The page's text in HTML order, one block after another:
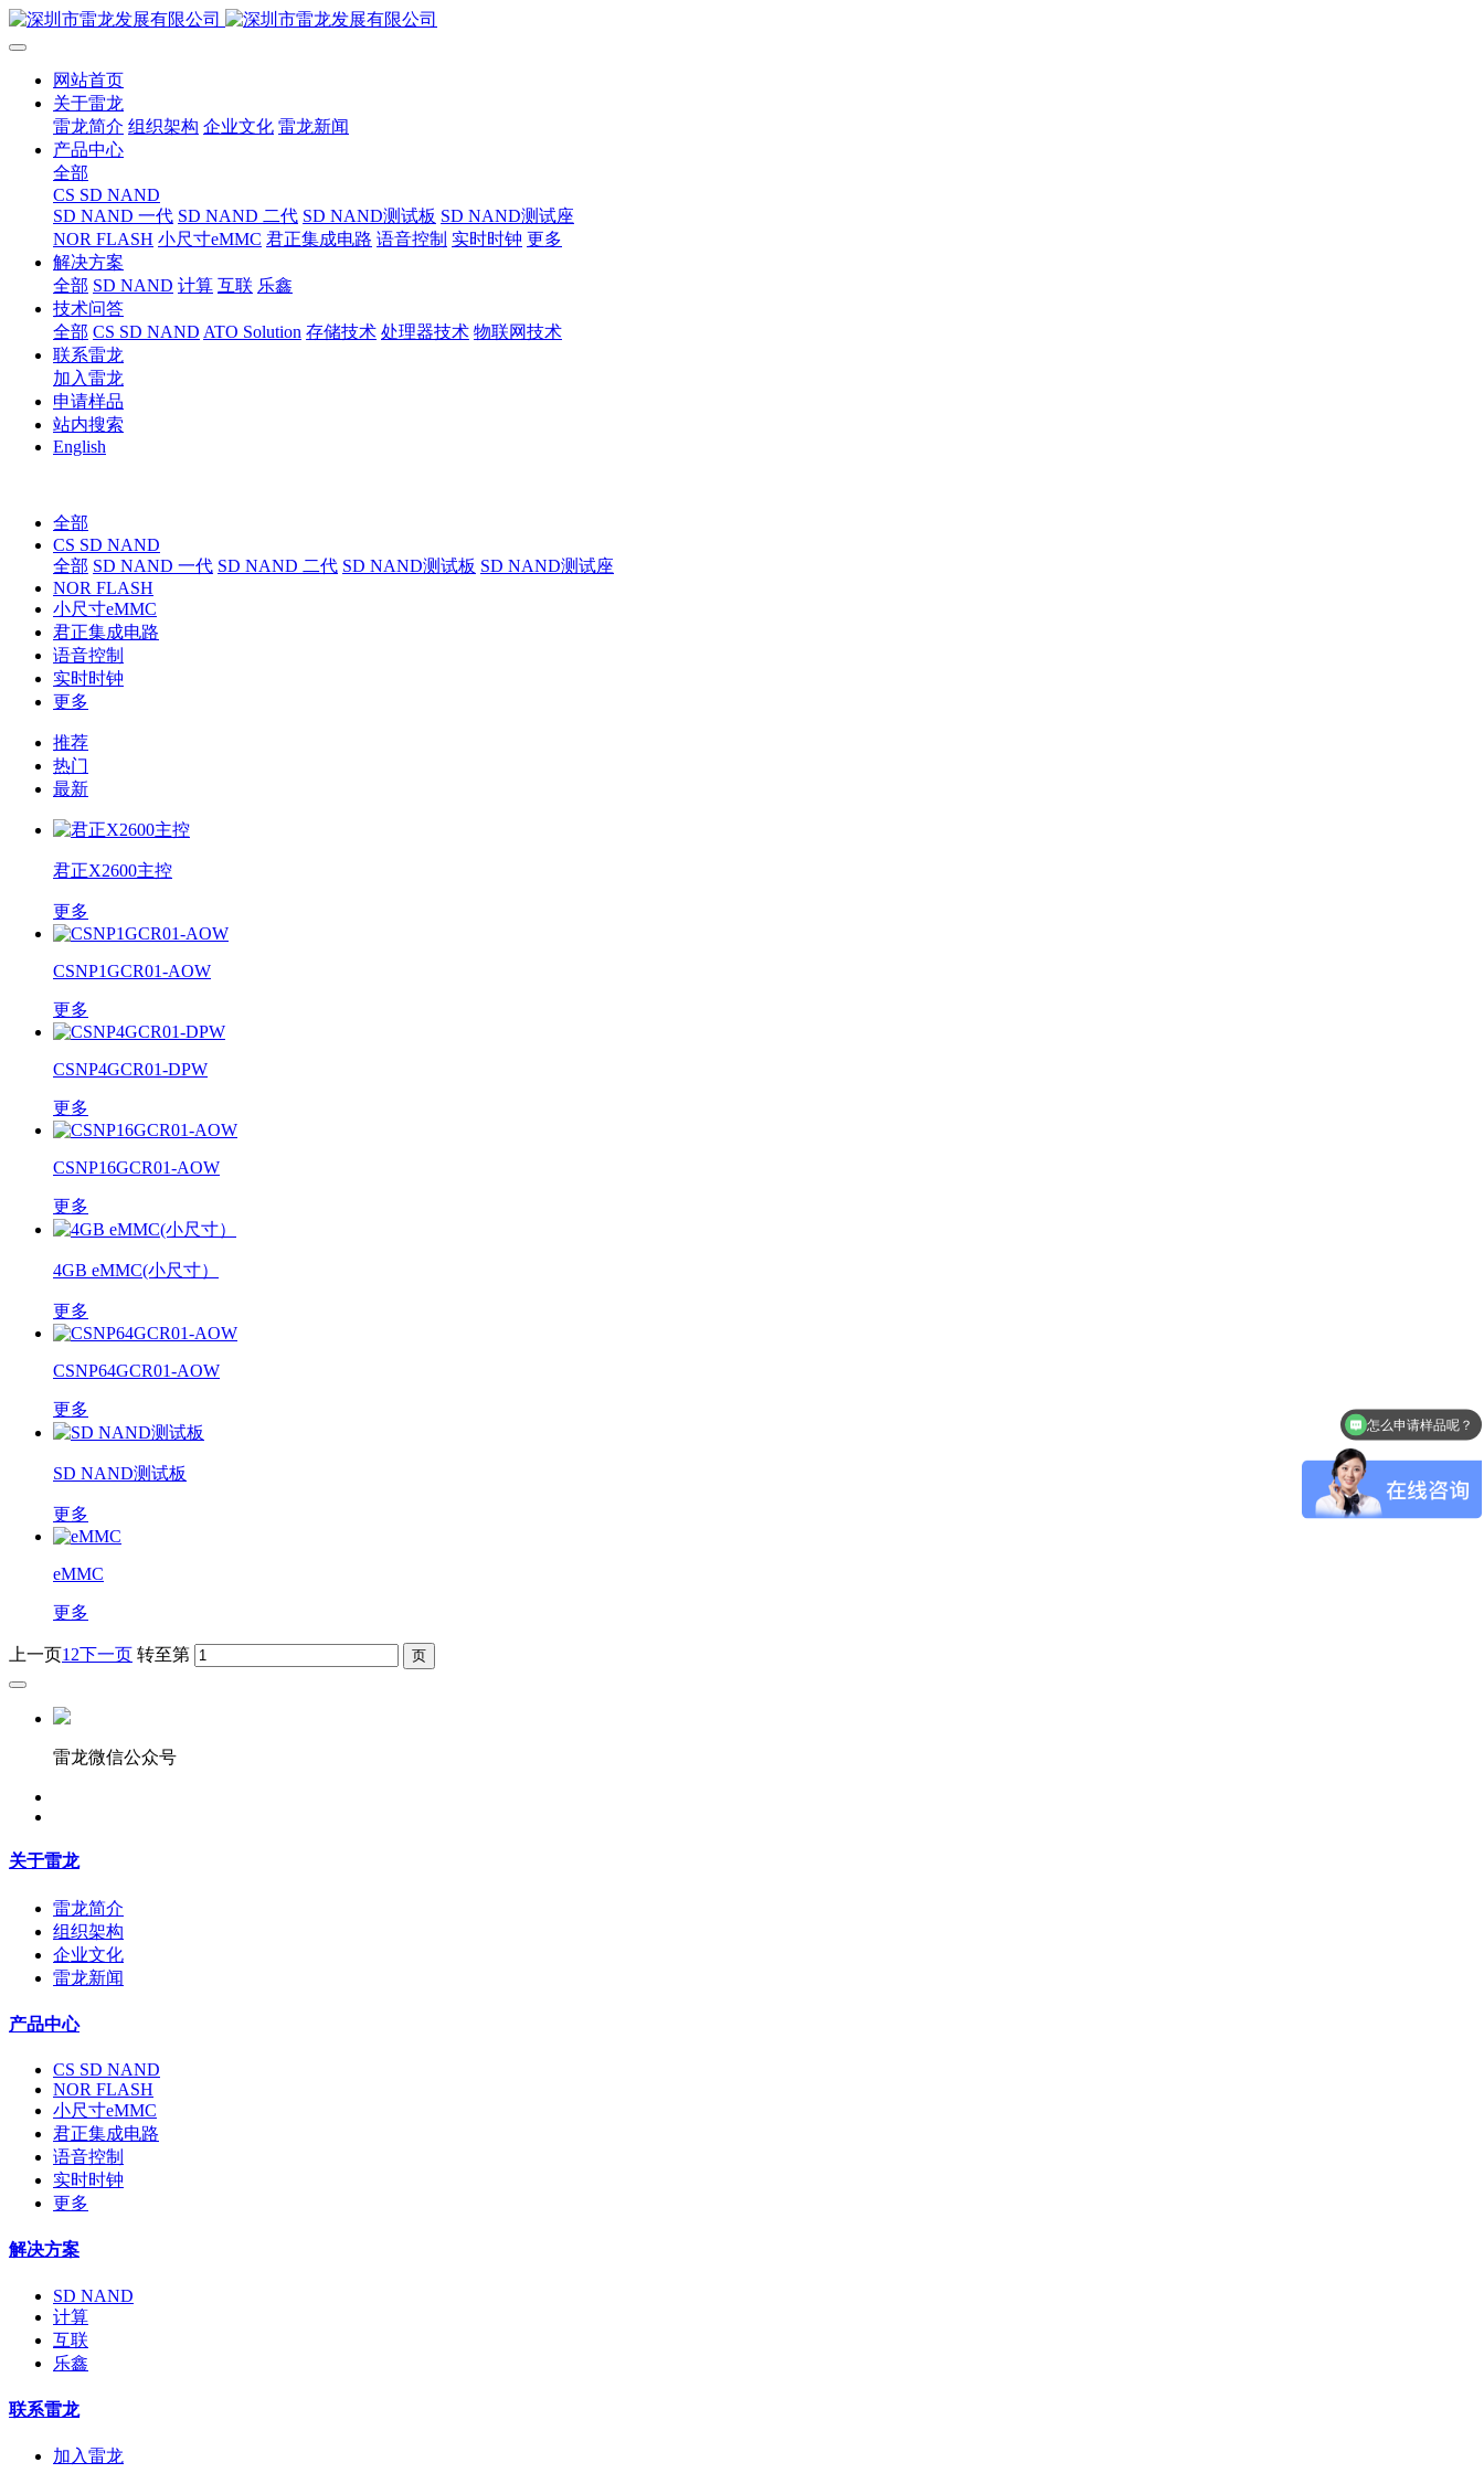
网站首页
关于雷龙
雷龙简介 组织架构 企业文化 雷龙新闻
产品中心
全部
CS SD NAND
SD NAND 一代 SD NAND 二代 SD NAND测试板 SD NAND测试座
NOR FLASH 小尺寸eMMC 君正集成电路 语音控制 实时时钟 更多
解决方案
全部 SD NAND 计算 互联 乐鑫
技术问答
全部 CS SD NAND ATO Solution 存储技术 处理器技术 物联网技术
联系雷龙
加入雷龙
申请样品
站内搜索
English
全部
CS SD NAND
全部 SD NAND 一代 SD NAND 二代 SD NAND测试板 SD NAND测试座
NOR FLASH
小尺寸eMMC
君正集成电路
语音控制
实时时钟
更多
推荐
热门
最新
君正X2600主控
更多
CSNP1GCR01-AOW
更多
CSNP4GCR01-DPW
更多
CSNP16GCR01-AOW
更多
4GB eMMC(小尺寸）
更多
CSNP64GCR01-AOW
更多
SD NAND测试板
更多
eMMC
更多
上一页1 2下一页 转至第
雷龙微信公众号
关于雷龙
雷龙简介
组织架构
企业文化
雷龙新闻
产品中心
CS SD NAND
NOR FLASH
小尺寸eMMC
君正集成电路
语音控制
实时时钟
更多
解决方案
SD NAND
计算
互联
乐鑫
联系雷龙
加入雷龙
MCU可以使用SD NAND吗？